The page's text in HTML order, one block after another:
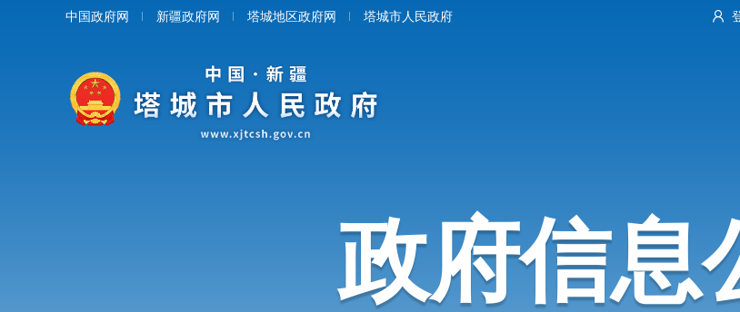
中国政府网 新疆政府网 塔城地区政府网 塔城市人民政府
政府信息